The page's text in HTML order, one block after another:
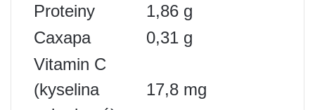
Proteiny
1,86 g
Сахара
0,31 g
Vitamin C
(kyselina
17,8 mg